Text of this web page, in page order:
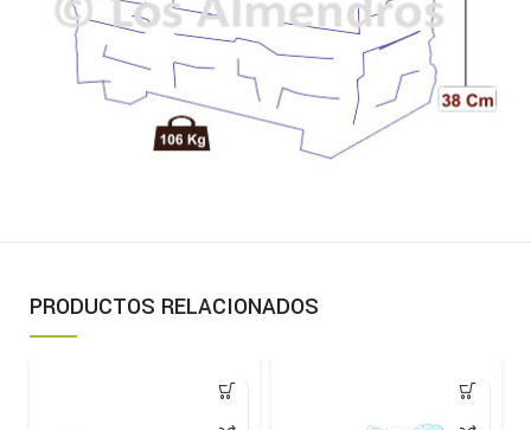
PRODUCTOS RELACIONADOS